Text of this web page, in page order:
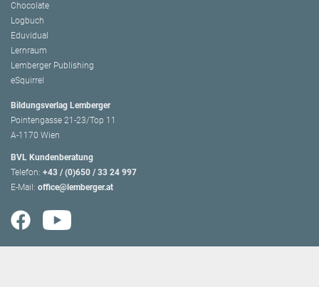
Chocolate
Logbuch
Eduvidual
Lernraum
Lemberger Publishing
eSquirrel
Bildungsverlag Lemberger
Pointengasse 21-23/Top 11
A-1170 Wien
BVL Kundenberatung
Telefon: +43 / (0)650 / 33 24 997
E-Mail: office@lemberger.at